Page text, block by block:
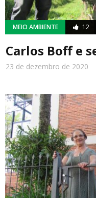
MEIO AMBIENTE 12
Carlos Boff e
23 de dezembro de 2020